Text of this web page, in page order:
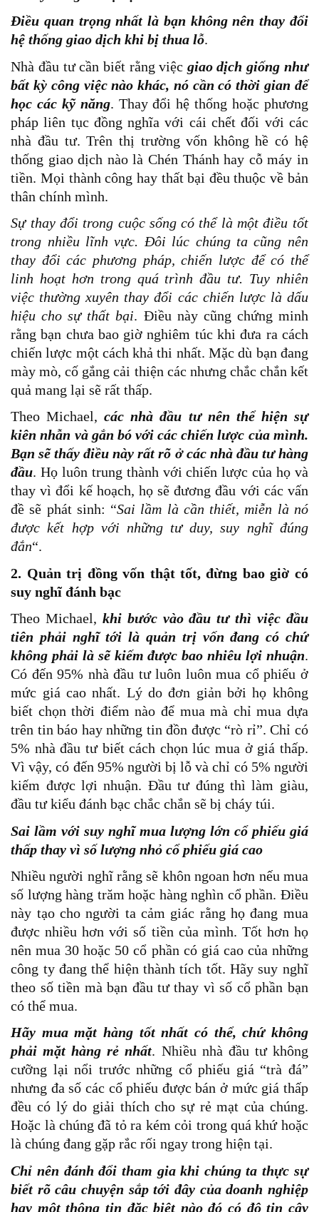
Điều quan trọng nhất là bạn không nên thay đổi
hệ thống giao dịch khi bị thua lỗ.
Nhà đầu tư cần biết rằng việc giao dịch giống như
bất kỳ công việc nào khác, nó cần có thời gian để
học các kỹ năng. Thay đổi hệ thống hoặc phương
pháp liên tục đồng nghĩa với cái chết đối với các
nhà đầu tư. Trên thị trường vốn không hề có hệ
thống giao dịch nào là Chén Thánh hay cỗ máy in
tiền. Mọi thành công hay thất bại đều thuộc về bản
thân chính mình.
Sự thay đổi trong cuộc sống có thể là một điều tốt
trong nhiều lĩnh vực. Đôi lúc chúng ta cũng nên
thay đổi các phương pháp, chiến lược để có thể
linh hoạt hơn trong quá trình đầu tư. Tuy nhiên
việc thường xuyên thay đổi các chiến lược là dấu
hiệu cho sự thất bại. Điều này cũng chứng minh
rằng bạn chưa bao giờ nghiêm túc khi đưa ra cách
chiến lược một cách khả thi nhất. Mặc dù bạn đang
mày mò, cố gắng cải thiện các nhưng chắc chắn kết
quả mang lại sẽ rất thấp.
Theo Michael,các nhà đầu tư nên thể hiện sự
kiên nhẫn và gắn bó với các chiến lược của mình.
Bạn sẽ thấy điều này rất rõ ở các nhà đầu tư hàng
đầu. Họ luôn trung thành với chiến lược của họ và
thay vì đổi kế hoạch, họ sẽ đương đầu với các vấn
đề sẽ phát sinh: “Sai lầm là cần thiết, miễn là nó
được kết hợp với những tư duy, suy nghĩ đúng
đắn“.
2. Quản trị đồng vốn thật tốt, đừng bao giờ có
suy nghĩ đánh bạc
Theo Michael, khi bước vào đầu tư thì việc đầu
tiên phải nghĩ tới là quản trị vốn đang có chứ
không phải là sẽ kiếm được bao nhiêu lợi nhuận.
Có đến 95% nhà đầu tư luôn luôn mua cổ phiếu ở
mức giá cao nhất. Lý do đơn giản bởi họ không
biết chọn thời điểm nào để mua mà chỉ mua dựa
trên tin báo hay những tin đồn được “rò rỉ”. Chỉ có
5% nhà đầu tư biết cách chọn lúc mua ở giá thấp.
Vì vậy, có đến 95% người bị lỗ và chỉ có 5% người
kiếm được lợi nhuận. Đầu tư đúng thì làm giàu,
đầu tư kiểu đánh bạc chắc chắn sẽ bị cháy túi.
Sai lầm với suy nghĩ mua lượng lớn cổ phiếu giá
thấp thay vì số lượng nhỏ cổ phiếu giá cao
Nhiều người nghĩ rằng sẽ khôn ngoan hơn nếu mua
số lượng hàng trăm hoặc hàng nghìn cổ phần. Điều
này tạo cho người ta cảm giác rằng họ đang mua
được nhiều hơn với số tiền của mình. Tốt hơn họ
nên mua 30 hoặc 50 cổ phần có giá cao của những
công ty đang thể hiện thành tích tốt. Hãy suy nghĩ
theo số tiền mà bạn đầu tư thay vì số cổ phần bạn
có thể mua.
Hãy mua mặt hàng tốt nhất có thể, chứ không
phải mặt hàng rẻ nhất. Nhiều nhà đầu tư không
cưỡng lại nổi trước những cổ phiếu giá “trà đá”
nhưng đa số các cổ phiếu được bán ở mức giá thấp
đều có lý do giải thích cho sự rẻ mạt của chúng.
Hoặc là chúng đã tỏ ra kém cỏi trong quá khứ hoặc
là chúng đang gặp rắc rối ngay trong hiện tại.
Chỉ nên đánh đổi tham gia khi chúng ta thực sự
biết rõ câu chuyện sắp tới đây của doanh nghiệp
hay một thông tin đặc biệt nào đó có độ tin cậy